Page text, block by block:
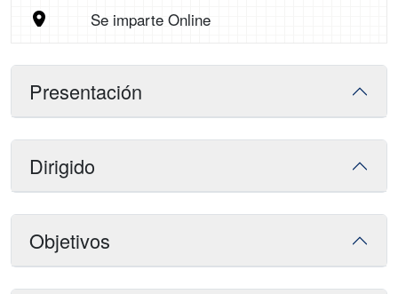
Se imparte Online
Presentación
Dirigido
Objetivos